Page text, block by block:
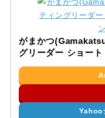
がまかつ
グリーダー ショー
Yahoo